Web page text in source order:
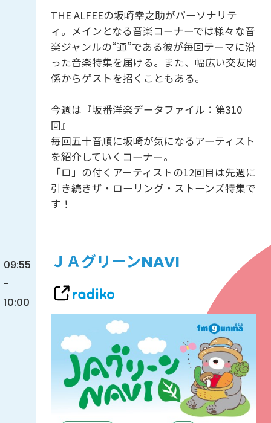
THE ALFEEの坂崎幸之助がパーソナリテ
ィ。メインとなる音楽コーナーでは様々な音
楽ジャンルの“通”である彼が毎回テーマに沿
った音楽特集を届ける。また、幅広い交友関
係からゲストを招くこともある。
今週は『坂番洋楽データファイル：第310
回』
毎回五十音順に坂崎が気になるアーティスト
を紹介していくコーナー。
「ロ」の付くアーティストの12回目は先週に
引き続きザ・ローリング・ストーンズ特集で
す！
09:55
-
10:00
ＪＡグリーンNAVI